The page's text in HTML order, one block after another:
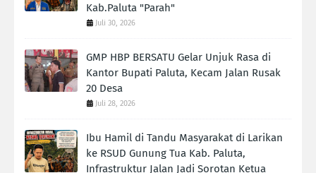
Kab.Paluta "Parah"
Juli 30, 2026
GMP HBP BERSATU Gelar Unjuk Rasa di
Kantor Bupati Paluta, Kecam Jalan Rusak
20 Desa
Juli 28, 2026
Ibu Hamil di Tandu Masyarakat di Larikan
ke RSUD Gunung Tua Kab. Paluta,
Infrastruktur Jalan Jadi Sorotan Ketua